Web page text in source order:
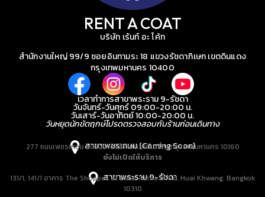
RENT A COAT
บริษัท เร้นท์ อะ โค้ท
สำนักงานใหญ่ 99/9 ซอยอินทามระ 18 แขวงรัชดาภิเษก เขตดินแดง
กรุงเทพมหานคร 10400
เวลาทำการสาขาพระราม 9-รัชดา
วันจันทร์-วันศุกร์ 09:00-20:00 น.
วันเสาร์-วันอาทิตย์ 10:00-20:00 น.
วันหยุดนักขัตฤกษ์โปรดตรวจสอบกับร้านก่อนเดินทาง
สาขาเพชรเกษม (Coming Soon)
277 ถนนเพชรเกษม แขวงบางหว้า เขตภาษีเจริญ กรุงเทพมหานคร 10160
ยังไม่เปิดให้บริการ
สาขาพระราม 9-รัชดา
131/1, 141/1 อาคาร The Shoppes at Belle, Rama IX Rd, Huai Khwang, Bangkok
10310